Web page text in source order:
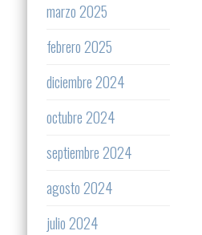
marzo 2025
febrero 2025
diciembre 2024
octubre 2024
septiembre 2024
agosto 2024
julio 2024